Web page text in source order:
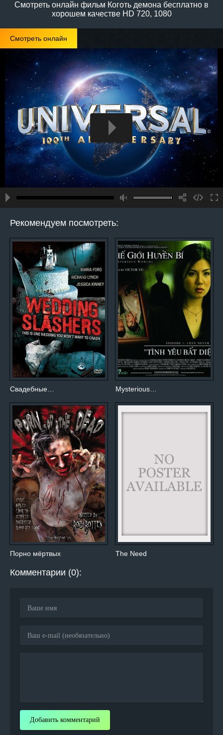
Смотреть онлайн фильм Коготь демона бесплатно в
хорошем качестве HD 720, 1080
Смотреть онлайн
Рекомендуем посмотреть:
Свадебные… Mysterious…
Порно мёртвых The Need
Комментарии (0):
Добавить комментарий